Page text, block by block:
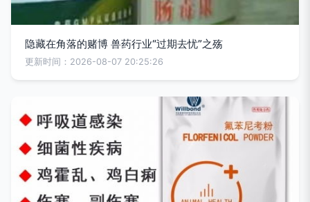
隐藏在角落的赌博 兽药行业“过期去忧”之殇
更新时间：2026-08-07 20:25:26